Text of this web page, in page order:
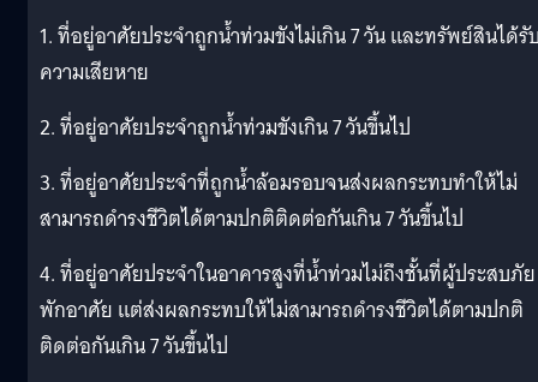
1. ที่อยู่อาศัยประจำถูกน้ำท่วมขังไม่เกิน 7 วัน และทรัพย์สินได้รั
ความเสียหาย
2. ที่อยู่อาศัยประจำถูกน้ำท่วมขังเกิน 7 วันขึ้นไป
3. ที่อยู่อาศัยประจำที่ถูกน้ำล้อมรอบจนส่งผลกระทบทำให้ไม่
สามารถดำรงชีวิตได้ตามปกติติดต่อกันเกิน 7 วันขึ้นไป
4. ที่อยู่อาศัยประจำในอาคารสูงที่น้ำท่วมไม่ถึงชั้นที่ผู้ประสบภัย
พักอาศัย แต่ส่งผลกระทบให้ไม่สามารถดำรงชีวิตได้ตามปกติ
ติดต่อกันเกิน 7 วันขึ้นไป